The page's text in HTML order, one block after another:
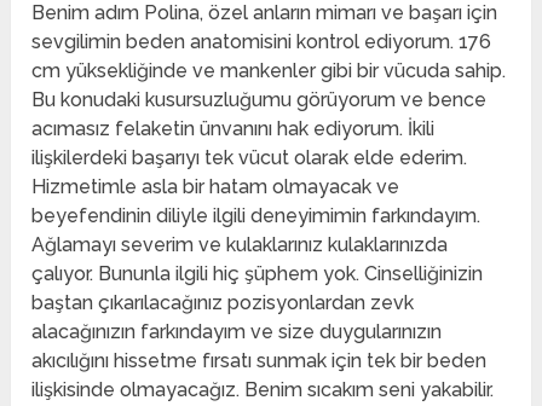
Benim adım Polina, özel anların mimarı ve başarı için
sevgilimin beden anatomisini kontrol ediyorum. 176
cm yüksekliğinde ve mankenler gibi bir vücuda sahip.
Bu konudaki kusursuzluğumu görüyorum ve bence
acımasız felaketin ünvanını hak ediyorum. İkili
ilişkilerdeki başarıyı tek vücut olarak elde ederim.
Hizmetimle asla bir hatam olmayacak ve
beyefendinin diliyle ilgili deneyimimin farkındayım.
Ağlamayı severim ve kulaklarınız kulaklarınızda
çalıyor. Bununla ilgili hiç şüphem yok. Cinselliğinizin
baştan çıkarılacağınız pozisyonlardan zevk
alacağınızın farkındayım ve size duygularınızın
akıcılığını hissetme fırsatı sunmak için tek bir beden
ilişkisinde olmayacağız. Benim sıcakım seni yakabilir.